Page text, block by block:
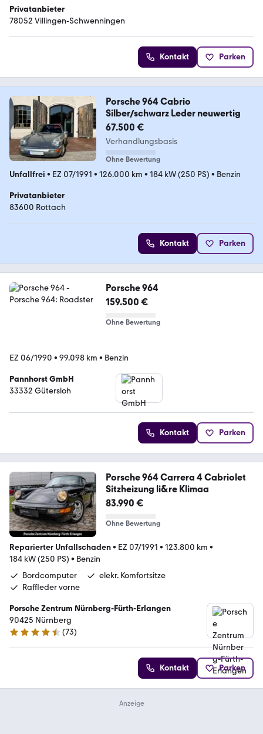
Privatanbieter
78052 Villingen-Schwenningen
Kontakt Parken
Porsche 964 Cabrio
Silber/schwarz Leder neuwertig
67.500 €
Verhandlungsbasis
Ohne Bewertung
Unfallfrei • EZ 07/1991 • 126.000 km • 184 kW (250 PS) • Benzin
Privatanbieter
83600 Rottach
Kontakt Parken
Porsche 964
159.500 €
Ohne Bewertung
EZ 06/1990 • 99.098 km • Benzin
Pannhorst GmbH
33332 Gütersloh
Kontakt Parken
Porsche 964 Carrera 4 Cabriolet
Sitzheizung li&re Klimaa
83.990 €
Ohne Bewertung
Reparierter Unfallschaden• EZ 07/1991 • 123.800 km •
184 kW (250 PS) • Benzin
Bordcomputer
elekr. Komfortsitze
Raffleder vorne
Porsche Zentrum Nürnberg-Fürth-Erlangen
90425 Nürnberg
4.3 Sterne
(73)
Kontakt Parken